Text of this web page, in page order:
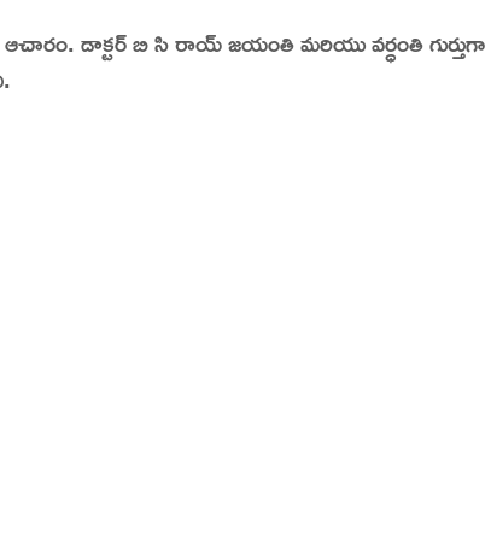
Today in India | Charitralo
ఆచారం. డాక్టర్ బి సి రాయ్ జయంతి మరియు వర్ధంతి